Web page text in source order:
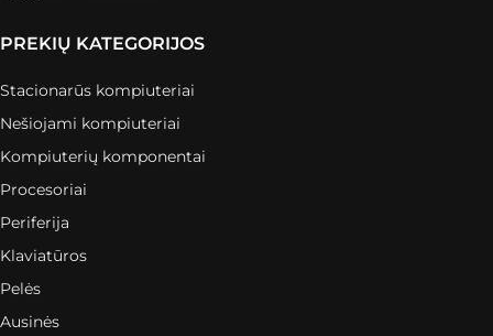
PREKIŲ KATEGORIJOS
Stacionarūs kompiuteriai
Nešiojami kompiuteriai
Kompiuterių komponentai
Procesoriai
Periferija
Klaviatūros
Pelės
Ausinės